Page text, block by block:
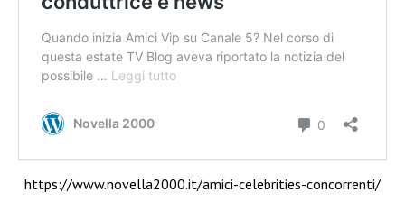
https://www.novella2000.it/amici-celebrities-concorrenti/